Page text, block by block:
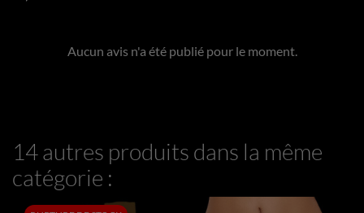
Aucun avis n'a été publié pour le moment.
14 autres produits dans la même
catégorie :